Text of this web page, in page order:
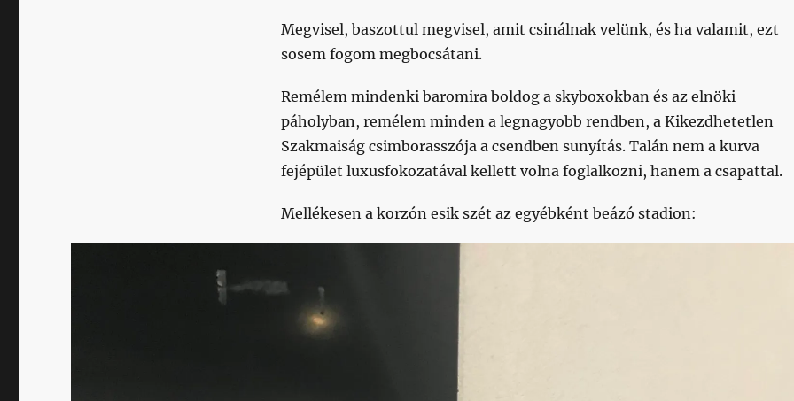
Megvisel, baszottul megvisel, amit csinálnak velünk, és ha valamit, ezt
sosem fogom megbocsátani.
Remélem mindenki baromira boldog a skyboxokban és az elnöki
páholyban, remélem minden a legnagyobb rendben, a Kikezdhetetlen
Szakmaiság csimborasszója a csendben sunyítás. Talán nem a kurva
fejépület luxusfokozatával kellett volna foglalkozni, hanem a csapattal.
Mellékesen a korzón esik szét az egyébként beázó stadion: